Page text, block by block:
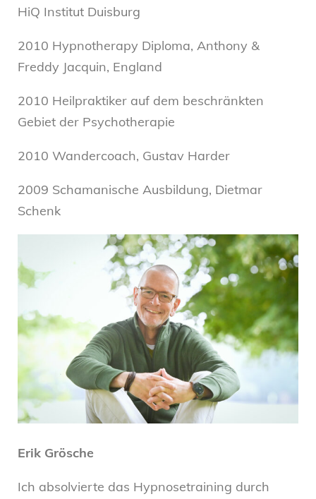
HiQ Institut Duisburg
2010 Hypnotherapy Diploma, Anthony &
Freddy Jacquin, England
2010 Heilpraktiker auf dem beschränkten
Gebiet der Psychotherapie
2010 Wandercoach, Gustav Harder
2009 Schamanische Ausbildung, Dietmar
Schenk
Erik Grösche
Ich absolvierte das Hypnosetraining durch